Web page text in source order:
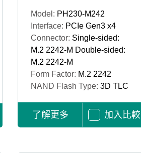
Model: PH230-M242
Interface: PCIe Gen3 x4
Connector: Single-sided:
M.2 2242-M Double-sided:
M.2 2242-M
Form Factor: M.2 2242
NAND Flash Type: 3D TLC
了解更多 加入比較